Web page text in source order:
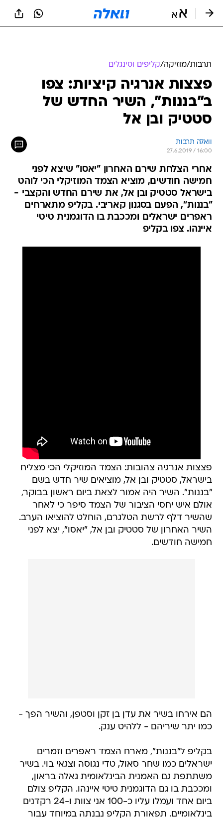
תרבות/מוזיקה/קליפים וסינגלים
פצצות אנרגיה קיציות: צפו
ב"בננות", השיר החדש של
סטטיק ובן אל
וואלה תרבות
27.6.2019 / 16:00
אחרי הצלחת שירם האחרון "יאסו" שיצא לפני
חמישה חודשים, מוציא הצמד המוזיקלי הכי לוהט
בישראל סטטיק ובן אל, את שירם החדש והקצבי -
"בננות", הפעם בסגנון קאריבי. בקליפ מתארחים
ראפרים ישראלים ומככבת בו הדוגמנית טיטי
איינהו. צפו בקליפ
פצצות אנרגיה צהובות: הצמד המוזיקלי הכי מצליח
בישראל, סטטיק ובן אל, מוציאים שיר חדש בשם
"בננות". השיר היה אמור לצאת ביום ראשון בבוקר,
אולם איש יחסי הציבור של הצמד סיפר כי לאחר
שהשיר דלף לרשת הטלגרם, הוחלט להוציאו הערב.
השיר האחרון של סטטיק ובן אל, "יאסו", יצא לפני
חמישה חודשים.
הם אירחו בשיר את עדן בן זקן וסטפן, והשיר הפך -
כמו יתר שיריהם - ללהיט ענק.
בקליפ ל"בננות", מארח הצמד ראפרים וזמרים
ישראלים כמו שחר סאול, טדי נגוסה וצגאי בוי. בשיר
משתתפת גם האמנית הבינלאומית גאלה בראון,
ומככבת בו גם הדוגמנית טיטי איינהו. הקליפ צולם
ביום אחד ועמלו עליו כ-100 אני צוות ו-24 רקדנים
בינלאומיים. תפאורת הקליפ נבנתה במיוחד עבור